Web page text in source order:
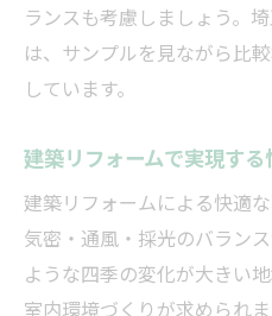
ランスも考慮しましょう。
は、サンプルを見ながら比
しています。
建築リフォームで実現す
建築リフォームによる快適
気密・通風・採光のバラン
ような四季の変化が大きい
室内環境づくりが求められま